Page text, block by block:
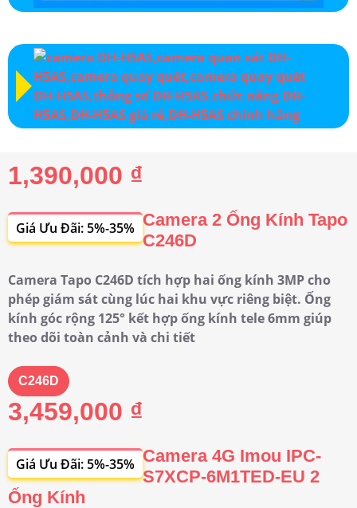
1,390,000 ₫
Giá Ưu Đãi: 5%-35% Camera 2 Ống Kính Tapo
C246D
Camera Tapo C246D tích hợp hai ống kính 3MP cho
phép giám sát cùng lúc hai khu vực riêng biệt. Ống
kính góc rộng 125° kết hợp ống kính tele 6mm giúp
theo dõi toàn cảnh và chi tiết
C246D
3,459,000 ₫
Giá Ưu Đãi: 5%-35% Camera 4G Imou IPC-
S7XCP-6M1TED-EU 2
Ống Kính